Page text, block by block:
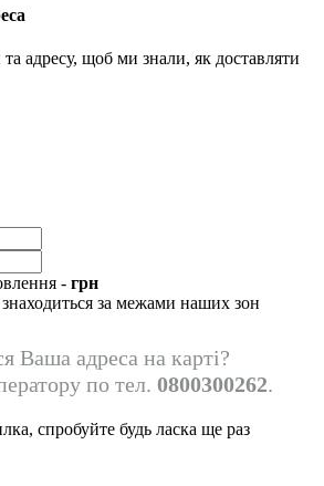
адресу, щоб ми знали, як доставляти
- грн
за межами наших зон
Ваша адреса на карті?
по тел. 0800300262.
спробуйте будь ласка ще раз